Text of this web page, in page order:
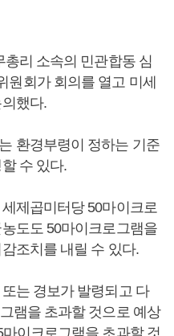
리 소속의 민관합동 심
원회가 회의를 열고 미세
했다.
환경부령이 정하는 기준
수 있다.
제곱미터당 50마이크로
도도 50마이크로그램을
조치를 내릴 수 있다.
는 경보가 발령되고 다
램을 초과할 것으로 예상